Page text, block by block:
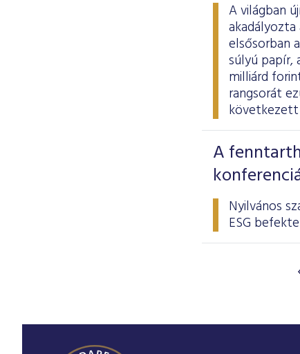
A világban
elsősorban
súlyú papír,
milliárd
rangsorát
következett
A
Nyilvános
ESG